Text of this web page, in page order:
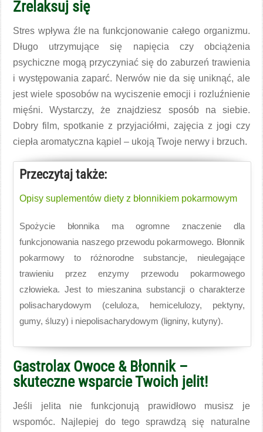
Zrelaksuj się
Stres wpływa źle na funkcjonowanie całego organizmu.
Długo utrzymujące się napięcia czy obciążenia
psychiczne mogą przyczyniać się do zaburzeń trawienia
i występowania zaparć. Nerwów nie da się uniknąć, ale
jest wiele sposobów na wyciszenie emocji i rozluźnienie
mięśni. Wystarczy, że znajdziesz sposób na siebie.
Dobry film, spotkanie z przyjaciółmi, zajęcia z jogi czy
ciepła aromatyczna kąpiel – ukoją Twoje nerwy i brzuch.
Przeczytaj także:
Opisy suplementów diety z błonnikiem pokarmowym
Spożycie błonnika ma ogromne znaczenie dla
funkcjonowania naszego przewodu pokarmowego. Błonnik
pokarmowy to różnorodne substancje, nieulegające
trawieniu przez enzymy przewodu pokarmowego
człowieka. Jest to mieszanina substancji o charakterze
polisacharydowym (celuloza, hemicelulozy, pektyny,
gumy, śluzy) i niepolisacharydowym (ligniny, kutyny).
Gastrolax Owoce & Błonnik –
skuteczne wsparcie Twoich jelit!
Jeśli jelita nie funkcjonują prawidłowo musisz je
wspomóc. Najlepiej do tego sprawdzą się naturalne